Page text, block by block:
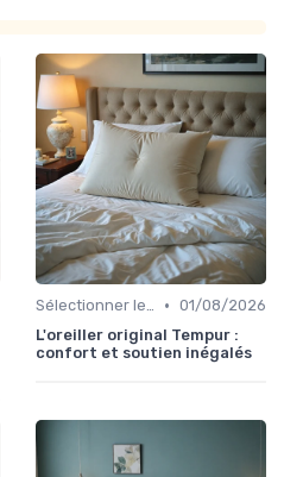
Sélectionner le niveau de fermeté • 01/08/2026
L'oreiller original Tempur :
confort et soutien inégalés